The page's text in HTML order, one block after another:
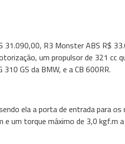
R3 Monster ABS R$
um propulsor de 321 cc
GS da BMW, e a CB 600RR.
ela a porta de entrada para
um torque máximo de 3,0 kgf.m